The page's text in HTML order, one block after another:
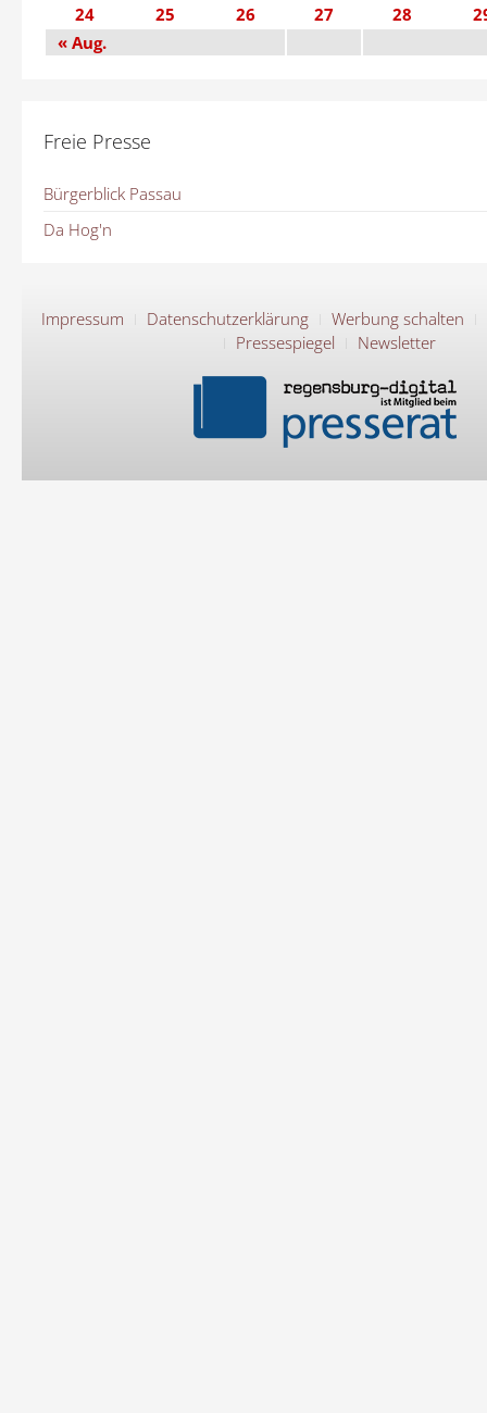
24
25 26 27 28
« Aug.
Freie Presse
Bürgerblick Passau
Da Hog'n
Impressum Datenschutzerklärung
Werbung schalten
Pressespiegel
Newsletter